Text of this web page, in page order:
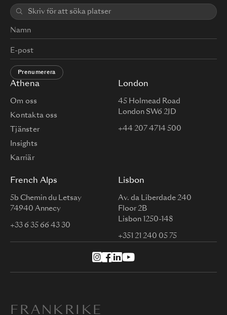
Athena
Om oss
Kontakta oss
Tjänster
Insights
Karriär
London
45 Holmead Road
London SW6 2JD
+44 207 4714 500
French Alps
5b Chemin du Letsay
74940 Annecy
+33 6 35 66 43 30
Lisbon
Av. da Liberdade 240
Floor 2B
Lisbon 1250-148
+351 21 240 05 75
Prenumerera
FRANKRIKE